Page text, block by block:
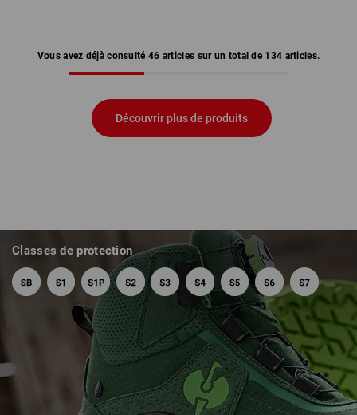
Vous avez déjà consulté 46 articles sur un total de 134 articles.
Découvrir plus de produits
Classes de protection